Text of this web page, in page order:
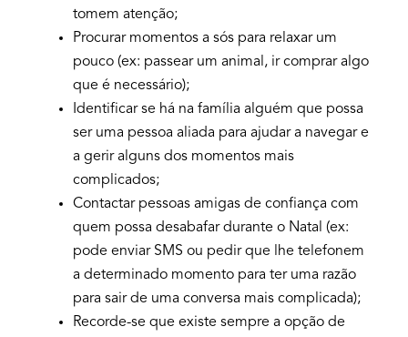
tomem atenção;
Procurar momentos a sós para relaxar um
pouco (ex: passear um animal, ir comprar algo
que é necessário);
Identificar se há na família alguém que possa
ser uma pessoa aliada para ajudar a navegar e
a gerir alguns dos momentos mais
complicados;
Contactar pessoas amigas de confiança com
quem possa desabafar durante o Natal (ex:
pode enviar SMS ou pedir que lhe telefonem
a determinado momento para ter uma razão
para sair de uma conversa mais complicada);
Recorde-se que existe sempre a opção de